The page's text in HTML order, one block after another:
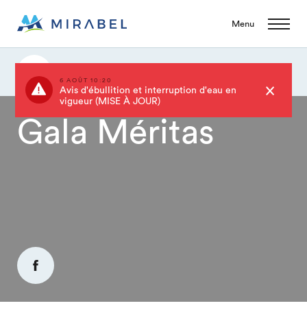
Menu
6 AOÛT 10:20
Avis d'ébullition et interruption d'eau en
vigueur (MISE À JOUR)
Gala Méritas